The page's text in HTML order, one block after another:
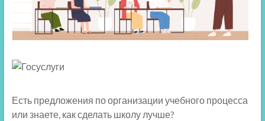
Есть предложения по организации учебного процесса
или знаете, как сделать школу лучше?